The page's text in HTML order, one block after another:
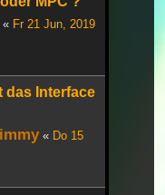
« Fr 21 Jun, 2019
das Interface
« Do 15